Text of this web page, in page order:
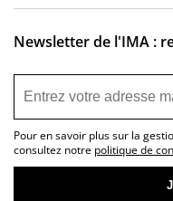
Newsletter de l'IMA :
Pour en savoir plus sur la
consultez notre politique de